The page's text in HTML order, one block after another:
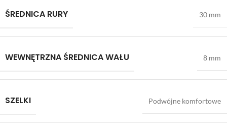
ŚREDNICA RURY 30 mm
WEWNĘTRZNA ŚREDNICA WAŁU 8 mm
SZELKI Podwójne komfortowe